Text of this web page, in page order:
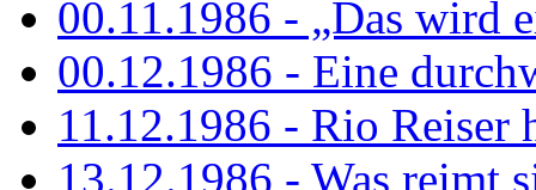
00.11.1986 - „Das wird
00.12.1986 - Eine
11.12.1986 - Rio Reiser
13.12.1986 - Was reimt